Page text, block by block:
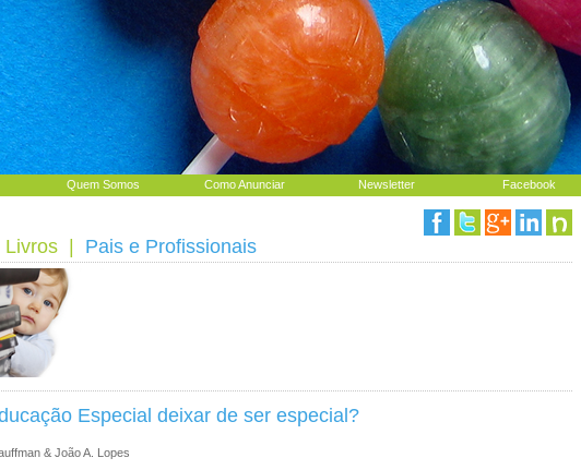
Quem Somos Como Anunciar Newsletter Facebook
Livros Pais e Profissionais
Especial deixar de ser especial?
& João A. Lopes